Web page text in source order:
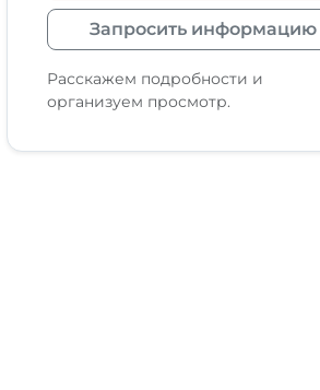
Запросить информацию
Расскажем подробности и
организуем просмотр.